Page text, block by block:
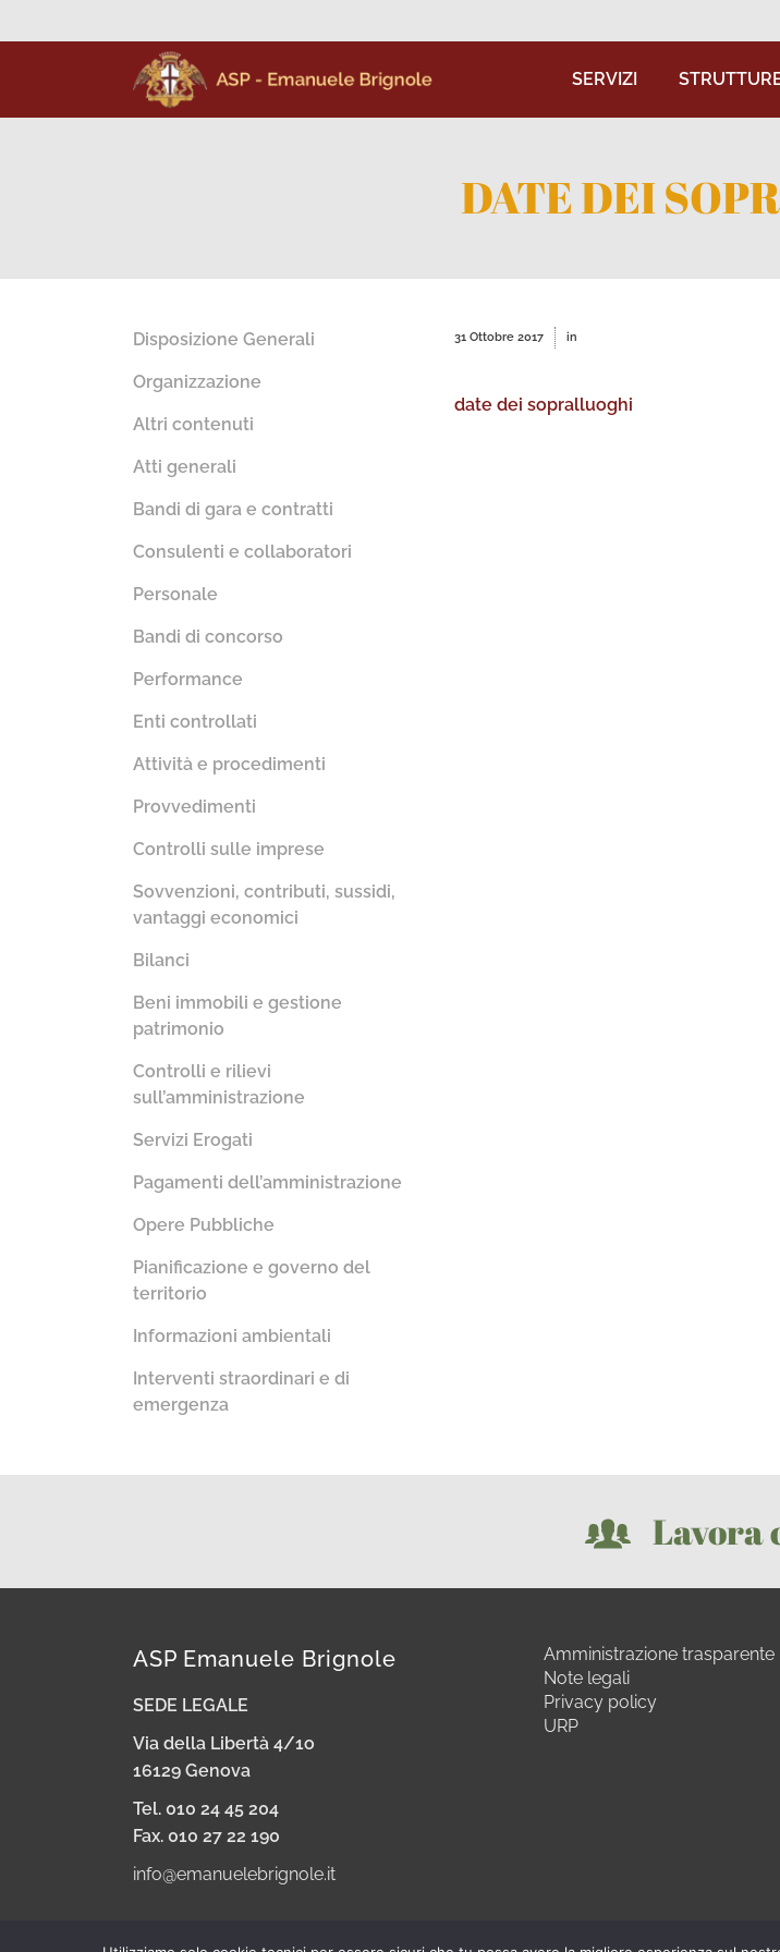
SERVIZI
DATE DEI
Disposizione Generali
Organizzazione
Altri contenuti
Atti generali
Bandi di gara e contratti
Consulenti e collaboratori
Personale
Bandi di concorso
Performance
Enti controllati
Attività e procedimenti
Provvedimenti
Controlli sulle imprese
Sovvenzioni, contributi, sussidi,
vantaggi economici
Bilanci
Beni immobili e gestione
patrimonio
Controlli e rilievi
sull’amministrazione
Servizi Erogati
Pagamenti dell’amministrazione
Opere Pubbliche
Pianificazione e governo del
territorio
Informazioni ambientali
Interventi straordinari e di
emergenza
31 Ottobre 2017 in
date dei sopralluoghi
Lavora
ASP Emanuele Brignole
SEDE LEGALE
Via della Libertà 4/1o
16129 Genova
Tel. 010 24 45 204
Fax. 010 27 22 190
info@emanuelebrignole.it
Amministrazione trasparente
Note legali
Privacy policy
URP